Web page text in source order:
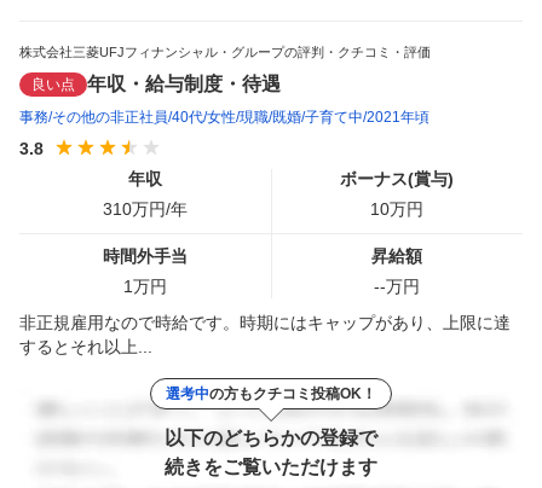
株式会社三菱UFJフィナンシャル・グループの評判・クチコミ・評価
良い点 年収・給与制度・待遇
事務 その他の非正社員 40代 女性 現職 既婚 子育て中 2021年頃
3.8
年収
310万円/年
ボーナス(賞与)
10万円
時間外手当
1万円
昇給額
--万円
非正規雇用なので時給です。時期にはキャップがあり、上限に達
するとそれ以上...
選考中の方もクチコミ投稿OK！
以下のどちらかの登録で
続きをご覧いただけます